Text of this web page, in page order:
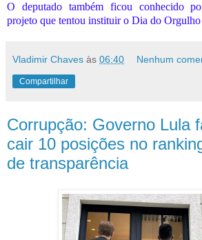
O deputado também ficou conhecido
projeto que tentou instituir o Dia do Orgulho
Vladimir Chaves às 06:40 Nenhum
Compartilhar
Corrupção: Governo Lula
cair 10 posições no
de transparência